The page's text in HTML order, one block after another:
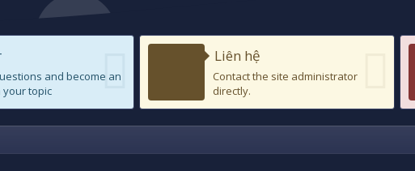
and become an
topic
Liên hệ
Contact the site administrator
directly.